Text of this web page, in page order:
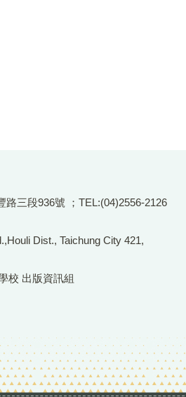
路三段936號 ；TEL:(04)2556-2126
Dist., Taichung City 421,
校 出版資訊組